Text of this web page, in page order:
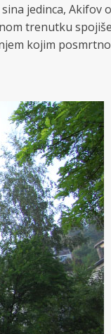
jedinca,
trenutku
kojim